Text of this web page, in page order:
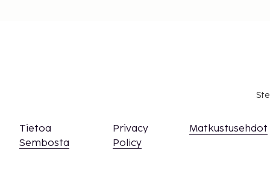
Tietoa
Sembosta
Privacy
Policy
Matkustusehdot